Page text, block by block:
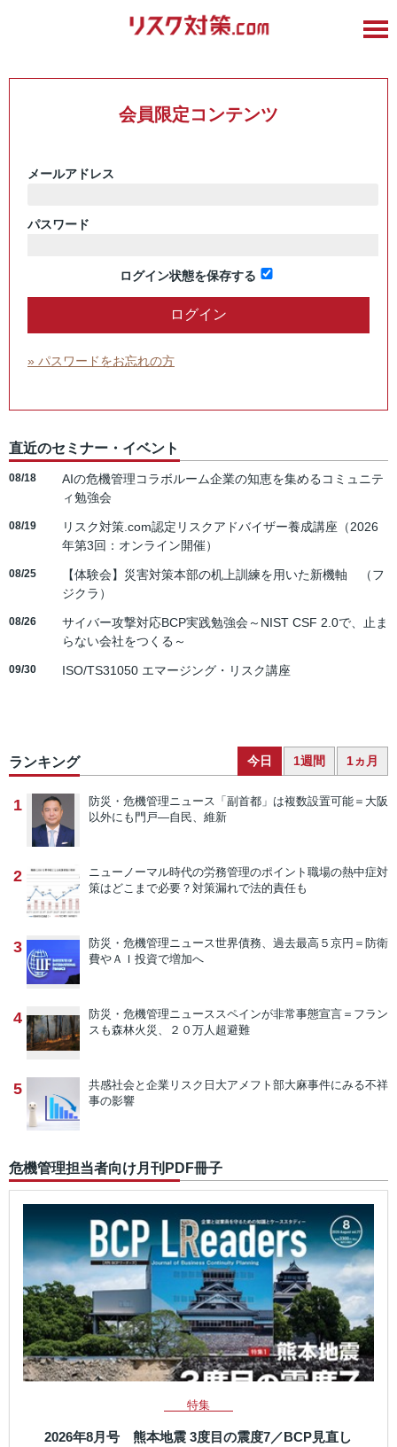
会員限定コンテンツ
メールアドレス
パスワード
ログイン状態を保存する
» パスワードをお忘れの方
直近のセミナー・イベント
08/18
AIの危機管理コラボルーム企業の知恵を集めるコミュニテ
ィ勉強会
08/19
リスク対策.com認定リスクアドバイザー養成講座（2026
年第3回：オンライン開催）
08/25
【体験会】災害対策本部の机上訓練を用いた新機軸 （フ
ジクラ）
08/26
サイバー攻撃対応BCP実践勉強会～NIST CSF 2.0で、止ま
らない会社をつくる～
09/30 ISO/TS31050 エマージング・リスク講座
ランキング 今日 1週間 1ヵ月
1 防災・危機管理ニュース 「副首都」は複数設置可能＝大阪
以外にも門戸―自民、維新
2 ニューノーマル時代の労務管理のポイント 職場の熱中症対
策はどこまで必要？対策漏れで法的責任も
3 防災・危機管理ニュース世界債務、過去最高５京円＝防衛
費やＡＩ投資で増加へ
4 防災・危機管理ニューススペインが非常事態宣言＝フラン
スも森林火災、２０万人超避難
5 共感社会と企業リスク 日大アメフト部大麻事件にみる不祥
事の影響
危機管理担当者向け月刊PDF冊子
特集
2026年8月号 熊本地震 3度目の震度7／BCP見直し